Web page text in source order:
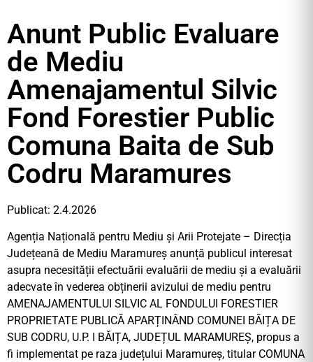
Anunt Public Evaluare
de Mediu
Amenajamentul Silvic
Fond Forestier Public
Comuna Baita de Sub
Codru Maramures
Publicat: 2.4.2026
Agenția Națională pentru Mediu și Arii Protejate – Direcția
Județeană de Mediu Maramureș anunță publicul interesat
asupra necesității efectuării evaluării de mediu și a evaluării
adecvate în vederea obținerii avizului de mediu pentru
AMENAJAMENTULUI SILVIC AL FONDULUI FORESTIER
PROPRIETATE PUBLICĂ APARȚINÂND COMUNEI BĂIȚA DE
SUB CODRU, U.P. I BĂIȚA, JUDEȚUL MARAMUREȘ, propus a
fi implementat pe raza județului Maramureș, titular COMUNA